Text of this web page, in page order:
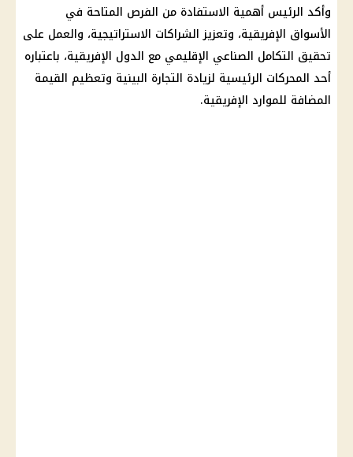
وأكد الرئيس أهمية الاستفادة من الفرص المتاحة في
الأسواق الإفريقية، وتعزيز الشراكات الاستراتيجية، والعمل على
تحقيق التكامل الصناعي الإقليمي مع الدول الإفريقية، باعتباره
أحد المحركات الرئيسية لزيادة التجارة البينية وتعظيم القيمة
المضافة للموارد الإفريقية.